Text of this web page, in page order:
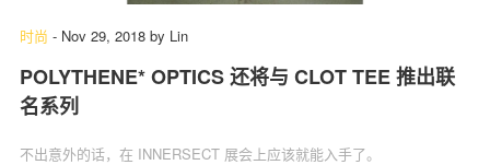
时尚 - Nov 29, 2018 by Lin
POLYTHENE* OPTICS 还将与 CLOT TEE 推出联
名系列
不出意外的话，在 INNERSECT 展会上应该就能入手了。